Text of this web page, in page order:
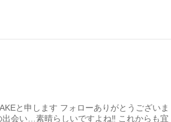
と申します フォローありがとうございま
会い…素晴らしいですよね‼️ これからも宜